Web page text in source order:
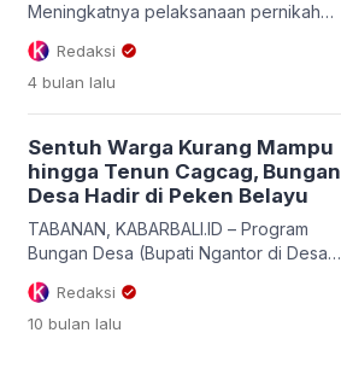
ini […]
Meningkatnya pelaksanaan pernikahan
pada hari baik (Dewasa Ayu) di bulan
Maret berdampak langsung pada
lonjakan layanan Program Semara Ratih
Bupati Tabanan, Dr. I Komang Gede
Sanjaya, S.E., M.M., ini mencatat
sebanyak 104 pasangan mempelai
mengikuti prosesi layanan dalam kurun
waktu 20 hingga 25 Maret […]
Redaksi
4 bulan lalu
Sentuh Warga Kurang Mampu
hingga Tenun Cagcag, Bungan
Desa Hadir di Peken Belayu
TABANAN, KABARBALI.ID – Program
Bungan Desa (Bupati Ngantor di Desa)
kembali digelar untuk ke-61 kalinya.
Kali ini, Bupati Tabanan Dr. I Komang
Gede Sanjaya, S.E., M.M., hadir di Desa
Redaksi
10 bulan lalu